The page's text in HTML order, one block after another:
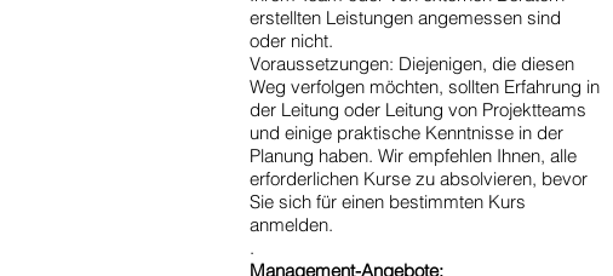
erstellten Leistungen angemessen sind
oder nicht.
Voraussetzungen: Diejenigen, die diesen
Weg verfolgen möchten, sollten Erfahrung in
der Leitung oder Leitung von Projektteams
und einige praktische Kenntnisse in der
Planung haben. Wir empfehlen Ihnen, alle
erforderlichen Kurse zu absolvieren, bevor
Sie sich für einen bestimmten Kurs
anmelden.
.
Management-Angebote: